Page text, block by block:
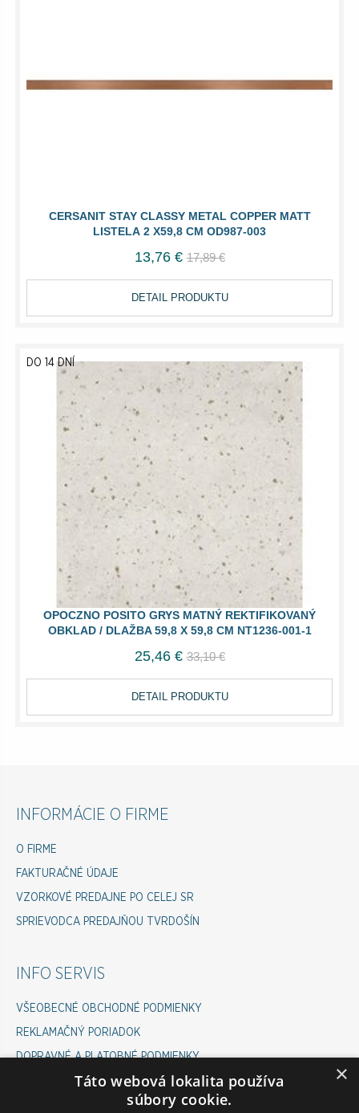
CERSANIT STAY CLASSY METAL COPPER MATT
LISTELA 2 X59,8 CM OD987-003
13,76 € 17,89 €
DETAIL PRODUKTU
OPOCZNO POSITO GRYS MATNÝ REKTIFIKOVANÝ
OBKLAD / DLAŽBA 59,8 X 59,8 CM NT1236-001-1
DO 14 DNÍ
25,46 € 33,10 €
DETAIL PRODUKTU
INFORMÁCIE O FIRME
O FIRME
FAKTURAČNÉ ÚDAJE
VZORKOVÉ PREDAJNE PO CELEJ SR
SPRIEVODCA PREDAJŇOU TVRDOŠÍN
INFO SERVIS
VŠEOBECNÉ OBCHODNÉ PODMIENKY
REKLAMAČNÝ PORIADOK
DOPRAVNÉ A PLATOBNÉ PODMIENKY
COOKIES POLICY
ODSTÚPENIE OD ZMLUVY
×
Táto webová lokalita používa
súbory cookie.